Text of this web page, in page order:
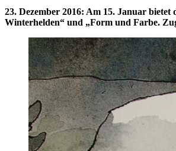
23. Dezember 2016: Am 15. Januar bietet
Winterhelden“ und „Form und Farbe.